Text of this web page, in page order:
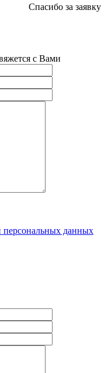
Спасибо за заявку
с Вами
персональных данных